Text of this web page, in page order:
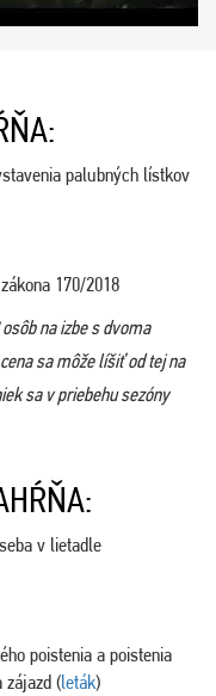
palubných lístkov
170/2018
na izbe s dvoma
sa môže líšiť od tej na
sa v priebehu sezóny
v lietadle
poistenia a poistenia
zájazd (leták)